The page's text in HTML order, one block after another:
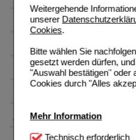
Weitergehende
unserer
Cookies.
Bitte wählen Sie
gesetzt werden dürfen,
"Auswahl bestätigen" oder
Cookies durch "Alles
Mehr Information
Technisch Notwendig:
Technisch erforderlich